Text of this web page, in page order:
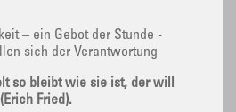
– ein Gebot der Stunde -
sich der Verantwortung
so bleibt wie sie ist, der will
Fried).